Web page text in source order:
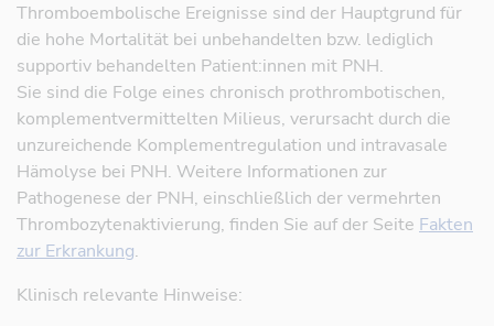
Thromboembolische Ereignisse sind der Hauptgrund für
die hohe Mortalität bei unbehandelten bzw. lediglich
supportiv behandelten Patient:innen mit PNH.
Sie sind die Folge eines chronisch prothrombotischen,
komplementvermittelten Milieus, verursacht durch die
unzureichende Komplementregulation und intravasale
Hämolyse bei PNH. Weitere Informationen zur
Pathogenese der PNH, einschließlich der vermehrten
Thrombozytenaktivierung, finden Sie auf der Seite Fakten
zur Erkrankung.
Klinisch relevante Hinweise: